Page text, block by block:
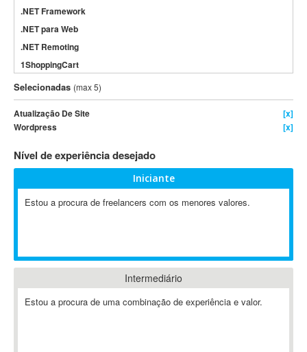
.NET Framework
.NET para Web
.NET Remoting
1ShoppingCart
3DS Max
3GSM
4D Dimension
802.11
A&P
A-GPS
A2Billing
AAUS Scientific Diver
Abaqus
ABIS
Selecionadas (max 5)
Atualização De Site
[x]
Wordpress
[x]
Nível de experiência desejado
Iniciante
Estou a procura de freelancers com os menores valores.
Intermediário
Estou a procura de uma combinação de experiência e valor.